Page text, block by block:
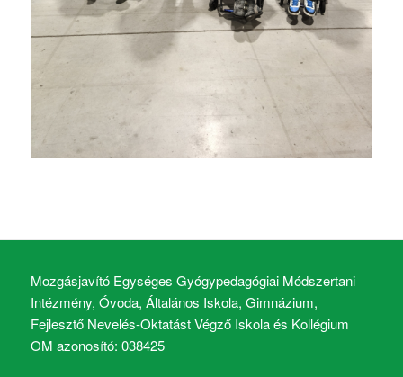
Mozgásjavító Egységes Gyógypedagógiai Módszertani
Intézmény, Óvoda, Általános Iskola, Gimnázium,
Fejlesztő Nevelés-Oktatást Végző Iskola és Kollégium
OM azonosító: 038425